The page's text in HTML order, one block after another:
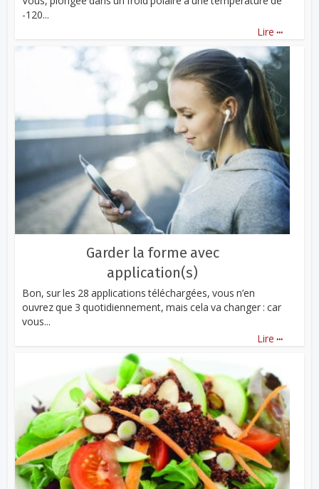
-120...
Lire ...
Garder la forme avec
application(s)
Bon, sur les 28 applications téléchargées, vous n’en
ouvrez que 3 quotidiennement, mais cela va changer : car
vous...
Lire ...